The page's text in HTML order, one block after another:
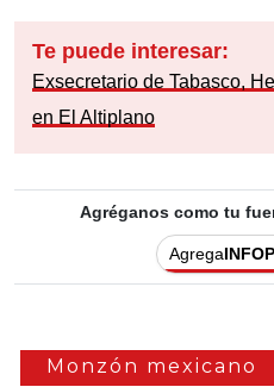
Te puede interesar:
Exsecretario de Tabasco,
en El Altiplano
Agréganos como tu
Agrega
Monzón mexicano